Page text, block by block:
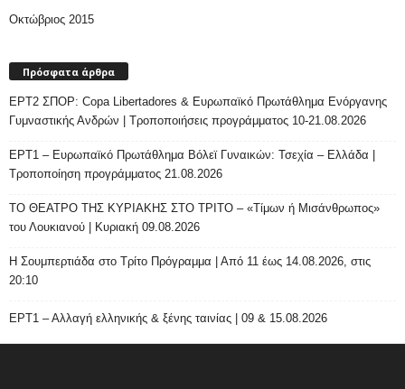
Οκτώβριος 2015
Πρόσφατα άρθρα
ΕΡΤ2 ΣΠΟΡ: Copa Libertadores & Ευρωπαϊκό Πρωτάθλημα Ενόργανης
Γυμναστικής Ανδρών | Τροποποιήσεις προγράμματος 10-21.08.2026
ΕΡΤ1 – Ευρωπαϊκό Πρωτάθλημα Βόλεϊ Γυναικών: Τσεχία – Ελλάδα |
Τροποποίηση προγράμματος 21.08.2026
ΤΟ ΘΕΑΤΡΟ ΤΗΣ ΚΥΡΙΑΚΗΣ ΣΤΟ ΤΡΙΤΟ – «Τίμων ή Μισάνθρωπος»
του Λουκιανού | Κυριακή 09.08.2026
H Σουμπερτιάδα στο Τρίτο Πρόγραμμα | Από 11 έως 14.08.2026, στις
20:10
ΕΡΤ1 – Αλλαγή ελληνικής & ξένης ταινίας | 09 & 15.08.2026